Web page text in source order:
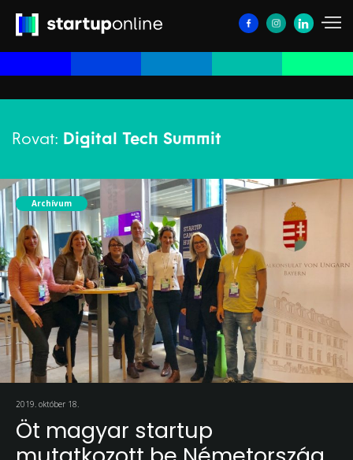
Rovat: Digital Tech Summit
Archívum
2019. október 18.
Öt magyar startup